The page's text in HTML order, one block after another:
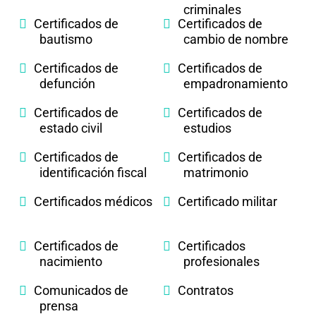
criminales
Certificados de
bautismo
Certificados de
cambio de nombre
Certificados de
defunción
Certificados de
empadronamiento
Certificados de
estado civil
Certificados de
estudios
Certificados de
identificación fiscal
Certificados de
matrimonio
Certificados médicos
Certificado militar
Certificados de
nacimiento
Certificados
profesionales
Comunicados de
prensa
Contratos